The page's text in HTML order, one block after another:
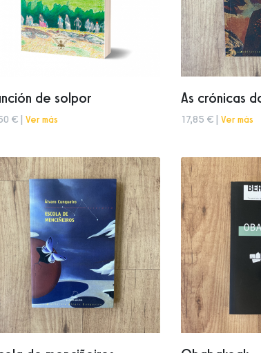
de solpor
€ | Ver más
As crónicas
17,85 € | Ver más